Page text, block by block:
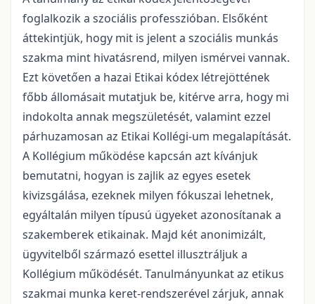
foglalkozik a szociális professzióban. Elsőként
áttekintjük, hogy mit is jelent a szociális munkás
szakma mint hivatásrend, milyen ismérvei vannak.
Ezt követően a hazai Etikai kódex létrejöttének
főbb állomásait mutatjuk be, kitérve arra, hogy mi
indokolta annak megszületését, valamint ezzel
párhuzamosan az Etikai Kollégi-um megalapítását.
A Kollégium működése kapcsán azt kívánjuk
bemutatni, hogyan is zajlik az egyes esetek
kivizsgálása, ezeknek milyen fókuszai lehetnek,
egyáltalán milyen típusú ügyeket azonosítanak a
szakemberek etikainak. Majd két anonimizált,
ügyvitelből származó esettel illusztráljuk a
Kollégium működését. Tanulmányunkat az etikus
szakmai munka keret-rendszerével zárjuk, annak